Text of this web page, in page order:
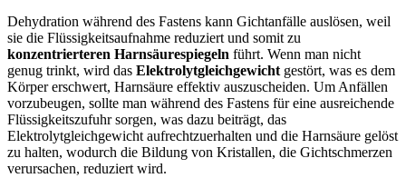
Dehydration während des Fastens kann Gichtanfälle auslösen, weil
sie die Flüssigkeitsaufnahme reduziert und somit zu
konzentrierteren Harnsäurespiegeln führt. Wenn man nicht
genug trinkt, wird das Elektrolytgleichgewicht gestört, was es dem
Körper erschwert, Harnsäure effektiv auszuscheiden. Um Anfällen
vorzubeugen, sollte man während des Fastens für eine ausreichende
Flüssigkeitszufuhr sorgen, was dazu beiträgt, das
Elektrolytgleichgewicht aufrechtzuerhalten und die Harnsäure gelöst
zu halten, wodurch die Bildung von Kristallen, die Gichtschmerzen
verursachen, reduziert wird.